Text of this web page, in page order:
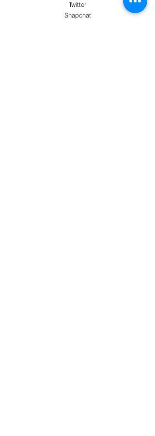
Twitter
Snapchat